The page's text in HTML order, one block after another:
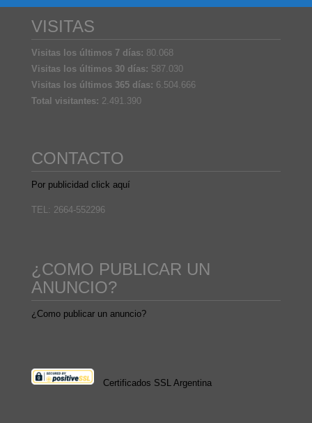
VISITAS
Visitas los últimos 7 días: 80.068
Visitas los últimos 30 días: 587.030
Visitas los últimos 365 días: 6.504.666
Total visitantes: 2.491.390
CONTACTO
Por publicidad click aquí
TEL: 2664-552296
¿COMO PUBLICAR UN
ANUNCIO?
¿Como publicar un anuncio?
Certificados SSL Argentina